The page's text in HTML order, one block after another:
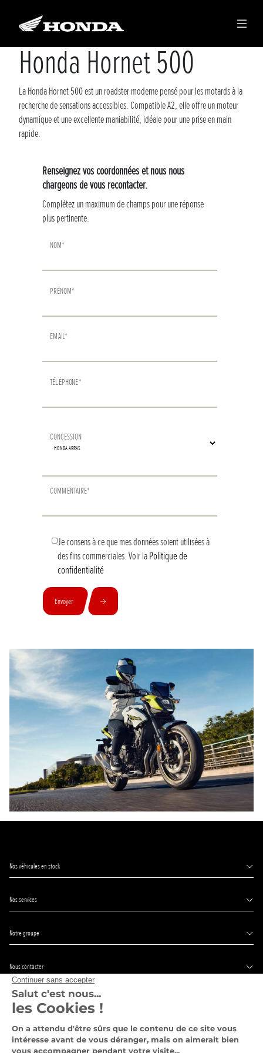
Honda Hornet 500
La Honda Hornet 500 est un roadster moderne pensé pour les motards à la
recherche de sensations accessibles. Compatible A2, elle offre un moteur
dynamique et une excellente maniabilité, idéale pour une prise en main
rapide.
Renseignez vos coordonnées et nous nous
chargeons de vous recontacter.
Complétez un maximum de champs pour une réponse
plus pertinente.
NOM*
PRÉNOM*
EMAIL*
TÉLÉPHONE*
CONCESSION
COMMENTAIRE*
Je consens à ce que mes données soient utilisées à
des fins commerciales.Voir laPolitique de
confidentialité
Envoyer
Nos véhicules en stock
Nos services
Notre groupe
Nous contacter
Suivez-nous
Pages légales